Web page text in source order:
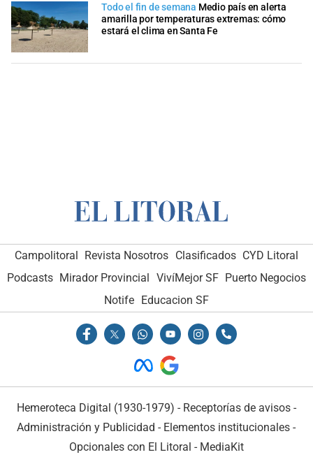
Todo el fin de semana Medio país en alerta
amarilla por temperaturas extremas: cómo
estará el clima en Santa Fe
Campolitoral Revista Nosotros Clasificados CYD Litoral
Podcasts Mirador Provincial VivíMejor SF Puerto Negocios
Notife Educacion SF
Hemeroteca Digital (1930-1979) - Receptorías de avisos -
Administración y Publicidad - Elementos institucionales -
Opcionales con El Litoral - MediaKit